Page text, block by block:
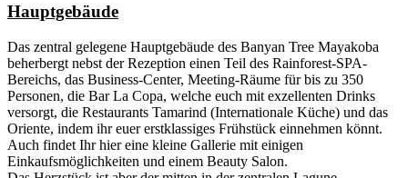
Hauptgebäude
Das zentral gelegene Hauptgebäude des Banyan Tree Mayakoba
beherbergt nebst der Rezeption einen Teil des Rainforest-SPA-
Bereichs, das Business-Center, Meeting-Räume für bis zu 350
Personen, die Bar La Copa, welche euch mit exzellenten Drinks
versorgt, die Restaurants Tamarind (Internationale Küche) und das
Oriente, indem ihr euer erstklassiges Frühstück einnehmen könnt.
Auch findet Ihr hier eine kleine Gallerie mit einigen
Einkaufsmöglichkeiten und einem Beauty Salon.